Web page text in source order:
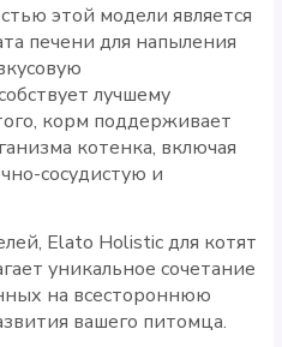
этой модели является
печени для напыления
лучшему
корм поддерживает
котенка, включая
сосудистую и
Elato Holistic для котят
уникальное сочетание
на всестороннюю
вашего питомца.